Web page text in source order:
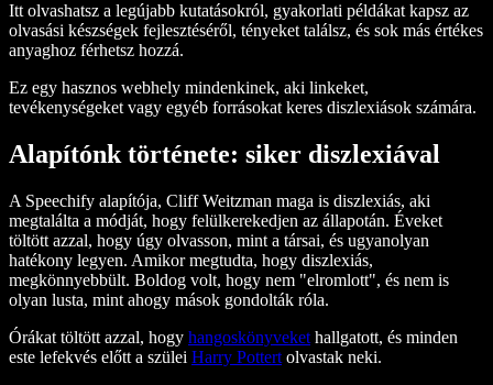
Itt olvashatsz a legújabb kutatásokról, gyakorlati példákat kapsz az
olvasási készségek fejlesztéséről, tényeket találsz, és sok más értékes
anyaghoz férhetsz hozzá.
Ez egy hasznos webhely mindenkinek, aki linkeket,
tevékenységeket vagy egyéb forrásokat keres diszlexiások számára.
Alapítónk története: siker diszlexiával
A Speechify alapítója, Cliff Weitzman maga is diszlexiás, aki
megtalálta a módját, hogy felülkerekedjen az állapotán. Éveket
töltött azzal, hogy úgy olvasson, mint a társai, és ugyanolyan
hatékony legyen. Amikor megtudta, hogy diszlexiás,
megkönnyebbült. Boldog volt, hogy nem "elromlott", és nem is
olyan lusta, mint ahogy mások gondolták róla.
Órákat töltött azzal, hogy hangoskönyveket hallgatott, és minden
este lefekvés előtt a szülei Harry Pottert olvastak neki.